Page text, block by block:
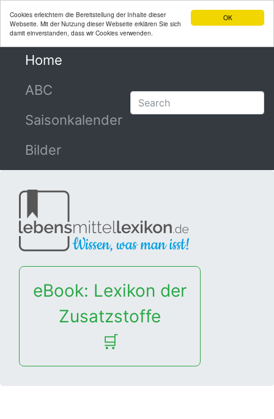
OK
Cookies erleichtern die Bereitstellung der Inhalte dieser
Webseite. Mit der Nutzung dieser Webseite erklären Sie sich
damit einverstanden, dass wir Cookies verwenden.
Home
ABC
Saisonkalender
Bilder
eBook: Lexikon der
Zusatzstoffe
🛒